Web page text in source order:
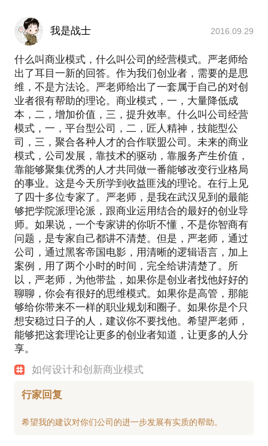
我是战士 2016.09.29
什么叫商业模式，什么叫公司的经营模式。严老师给
出了耳目一新的回答。作为我们创业者，需要的是思
维，不是方法论。严老师给出了一套属于自己的对创
业者很有帮助的理论。商业模式，一，大量降低成
本，二，增加价值，三，提升效率。什么叫公司经营
模式，一，平台型公司，二，匠人精神，技能型公
司，三，聚合各种人才的合作联盟公司。未来的商业
模式，公司发展，靠技术的驱动，靠服务产生价值，
靠能够聚集优秀的人才共同做一番能够改变行业格局
的事业。这是今天所学到收益匪浅的理论。在行上见
了四十多位专家了。严老师，是我在武汉见到的最能
够把学院派理论派，跟商业运用结合的最好的创业导
师。如果说，一个专家讲的你听不懂，不是你智商有
问题，是专家自己都讲不清楚。但是，严老师，通过
公司，通过黑客帝国电影，用清晰的逻辑语言，加上
案例，用了两个小时的时间，完全给讲清楚了。所
以，严老师，为他带盐，如果你是创业者找他好好的
聊聊，你会有很好的思维模式。如果你是高管，那能
够给你带来不一样的职业规划和圈子。如果你是个只
想安稳过日子的人，建议你不要找他。希望严老师，
能够把这套理论让更多的创业者知道，让更多的人分
享。
如何设计和创新商业模式
行家回复